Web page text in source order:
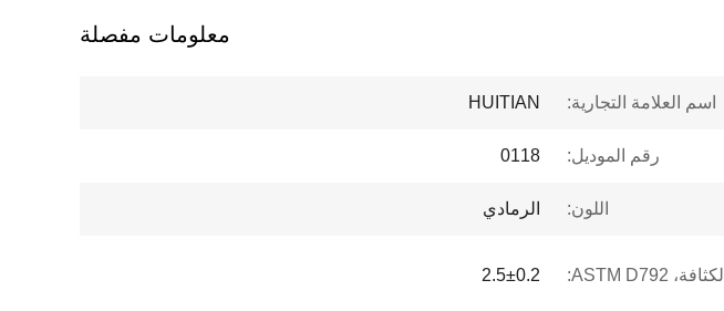
معلومات مفصلة
اسم العلامة التجارية: HUITIAN
رقم الموديل: 0118
اللون: الرمادي
الكثافة، ASTM D792: 2.5±0.2